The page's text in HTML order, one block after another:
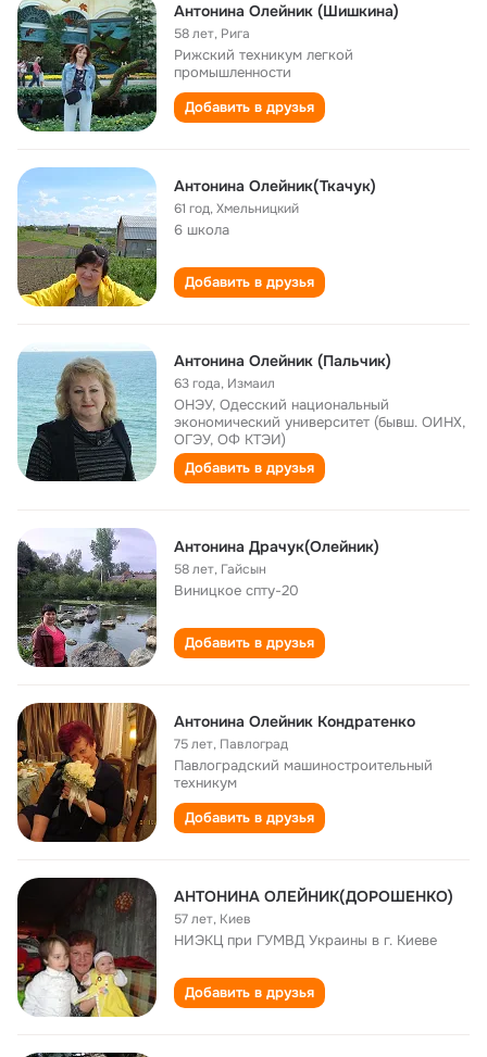
Антонина Олейник (Шишкина)
58 лет, Рига
Рижский техникум легкой
промышленности
Добавить в друзья
Антонина Олейник(Ткачук)
61 год,Хмельницкий
6 школа
Добавить в друзья
Антонина Олейник (Пальчик)
63 года, Измаил
ОНЭУ, Одесский национальный
экономический университет (бывш. ОИНХ,
ОГЭУ, ОФ КТЭИ)
Добавить в друзья
Антонина Драчук(Олейник)
58 лет, Гайсын
Виницкое спту-20
Добавить в друзья
Антонина Олейник Кондратенко
75 лет, Павлоград
Павлоградский машиностроительный
техникум
Добавить в друзья
АНТОНИНА ОЛЕЙНИК(ДОРОШЕНКО)
57 лет, Киев
НИЭКЦ при ГУМВД Украины в г. Киеве
Добавить в друзья